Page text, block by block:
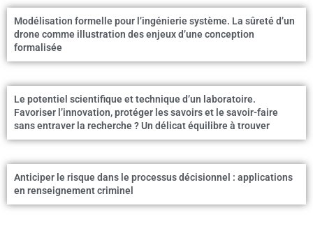
Modélisation formelle pour l’ingénierie système. La sûreté d’un
drone comme illustration des enjeux d’une conception
formalisée
Le potentiel scientifique et technique d’un laboratoire.
Favoriser l’innovation, protéger les savoirs et le savoir-faire
sans entraver la recherche ? Un délicat équilibre à trouver
Anticiper le risque dans le processus décisionnel : applications
en renseignement criminel